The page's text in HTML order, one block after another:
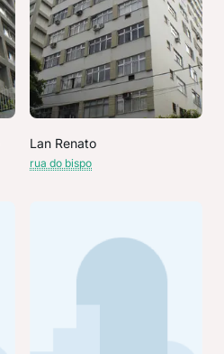
Lan Renato
rua do bispo